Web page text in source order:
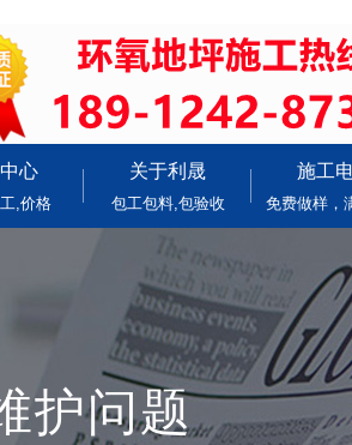
心
,价格
关于利晟
包工包料,包验收
施工
免费做样，
护问题